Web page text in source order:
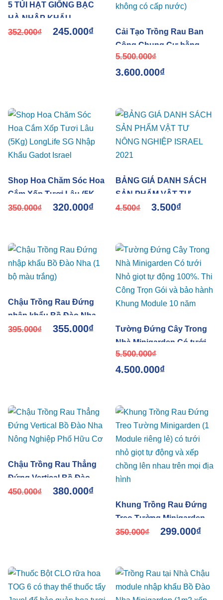
5 TÚI HẠT GIỐNG BẠC
HÀ NHẬP KHẨU
MINIGARDEN (GIẢM 30%
352.000₫ 245.000₫
Cải Tạo Trồng Rau Ban
Công Chung Cư bằng
Chậu Module Đứng
Minigarden Vertical (có
5.500.000₫
3.600.000₫
Shop Hoa Chăm Sóc Hoa
Cắm Xốp Tươi Lâu (5Kg)
LongLife SG Nhập Khẩu
350.000₫ 320.000₫
BẢNG GIÁ DANH SÁCH
SẢN PHẨM VẬT TƯ
NÔNG NGHIỆP ISRAEL
4.500₫ 3.500₫
Chậu Trồng Rau Đứng
nhập khẩu Bồ Đào Nha (1
bộ màu trắng)
395.000₫ 355.000₫
Tường Đứng Cây Trong
Nhà Minigarden Có tưới
Nhỏ giọt tự động 100%.
Thi Công Trọn Gói và bảo
5.500.000₫
4.500.000₫
Chậu Trồng Rau Thẳng
Đứng Vertical Bồ Đào
Nha Nông Nghiệp Phố
450.000₫ 380.000₫
Khung Trồng Rau Đứng
Treo Tường Minigarden (1
Module riêng lẻ) có tưới
địa hình
350.000₫ 299.000₫